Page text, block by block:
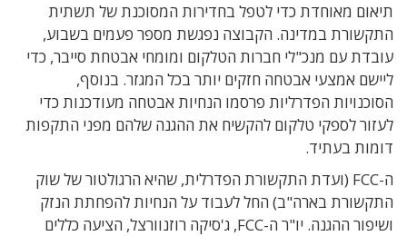
תיאום מאוחדת כדי לטפל בחדירות המסוכנת של תשתית
התקשורת במדינה. הקבוצה נפגשת מספר פעמים בשבוע,
עובדת עם מנכ"לי חברות הטלקום ומומחי אבטחת סייבר, כדי
ליישם אמצעי אבטחה חזקים יותר בכל המגזר. בנוסף,
הסוכנויות הפדרליות פרסמו הנחיות אבטחה מעודכנות כדי
לעזור לספקי טלקום להקשיח את ההגנה שלהם מפני התקפות
דומות בעתיד.
ה-FCC (ועדת התקשורת הפדרלית, שהיא הרגולטור של שוק
התקשורת בארה"ב) החל לעבוד על הנחיות להפחתת הנזק
ושיפור ההגנה.
יו"ר ה-FCC, ג'סיקה רוזנוורצל, הציעה כללים